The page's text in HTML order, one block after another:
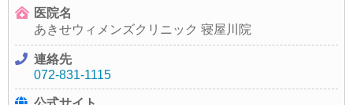
医院名
あきせウィメンズクリニック 寝屋川院
連絡先
072-831-1115